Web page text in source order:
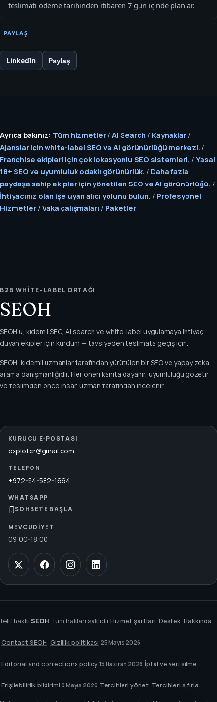
teslimatı ödeme tarihinden itibaren 7 gün içinde planlar.
PAYLAŞ
LinkedIn Paylaş
Ayrıca bakınız: Tüm hizmetler / AI Search / Kaynaklar /
Ajanslar için white-label SEO ve AI görünürlüğü merkezi. /
Franchise ekipleri için çok lokasyonlu SEO sistemleri. / Yasal
18+ SEO ve uyumluluk odaklı görünürlük. / Daha fazla
paydaşa sahip ekipler için yönetilen SEO ve AI görünürlüğü. /
İhtiyacınız olan işe uyan alıcı yolunu bulun. / Profesyonel
Hizmetler / Vaka çalışmaları / Paketler
B2B WHITE-LABEL ORTAĞI
SEOH
SEOH'u, kıdemli SEO, AI search ve white-label uygulamaya ihtiyaç
duyan ekipler için kurdum — tavsiyeden teslimata geçiş için.
SEOH, kıdemli uzmanlar tarafından yürütülen bir SEO ve yapay zeka
arama danışmanlığıdır. Her öneri kanıta dayanır, uyumluluğu gözetir
ve teslimden önce insan uzman tarafından incelenir.
KURUCU E‑POSTASI
exploter@gmail.com
TELEFON
+972-54-582-1664
WHATSAPP
SOHBETE BAŞLA
MEVCUDIYET
09:00-18:00
Telif hakkı SEOH. Tüm hakları saklıdırHizmet şartları Destek Hakkında
Contact SEOH Gizlilik politikası 25 Mayıs 2026
Editorial and corrections policy 15 Haziran 2026 İptal ve veri silme
Erişilebilirlik bildirimi 9 Mayıs 2026 Tercihleri yönet Tercihleri sıfırla